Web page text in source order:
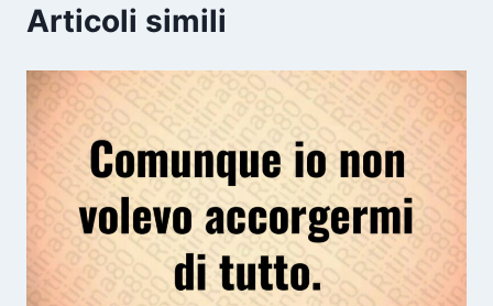
Articoli simili